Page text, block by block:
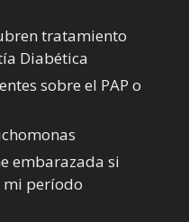
tratamiento
Diabética
sobre el PAP o
embarazada si
mi perí­odo